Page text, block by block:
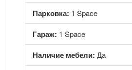
Парковка: 1 Space
Гараж: 1 Space
Наличие мебели: Да